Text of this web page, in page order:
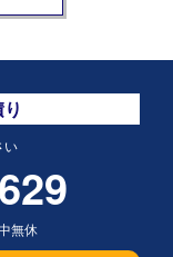
い
無休